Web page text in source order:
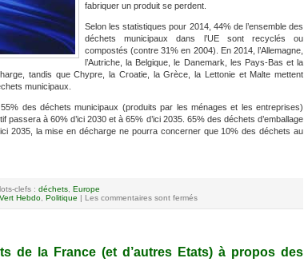
fabriquer un produit se perdent.
Selon les statistiques pour 2014, 44% de l’ensemble des
déchets municipaux dans l’UE sont recyclés ou
compostés (contre 31% en 2004). En 2014, l’Allemagne,
l’Autriche, la Belgique, le Danemark, les Pays-Bas et la
tandis que Chypre, la Croatie, la Grèce, la Lettonie et Malte mettent
municipaux.
des déchets municipaux (produits par les ménages et les entreprises)
passera à 60% d’ici 2030 et à 65% d’ici 2035. 65% des déchets d’emballage
2035, la mise en décharge ne pourra concerner que 10% des déchets au
clefs : déchets, Europe
Hebdo, Politique | Les commentaires sont fermés
de la France (et d’autres Etats) à propos des